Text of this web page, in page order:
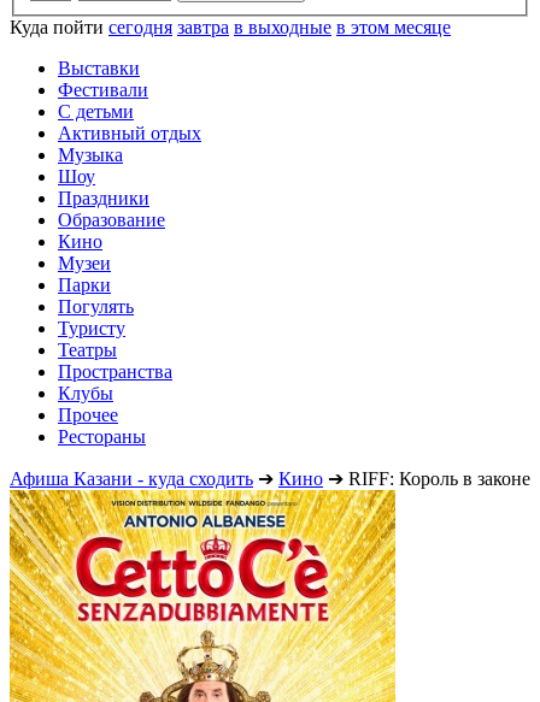
Куда пойти сегодня завтра в выходные в этом месяце
Выставки
Фестивали
С детьми
Активный отдых
Музыка
Шоу
Праздники
Образование
Кино
Музеи
Парки
Погулять
Туристу
Театры
Пространства
Клубы
Прочее
Рестораны
Афиша Казани - куда сходить ➔ Кино ➔ RIFF: Король в законе